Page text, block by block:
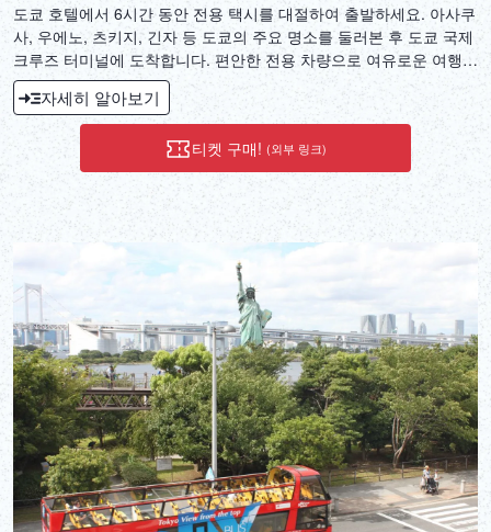
도쿄 호텔에서 6시간 동안 전용 택시를 대절하여 출발하세요. 아사쿠
사, 우에노, 츠키지, 긴자 등 도쿄의 주요 명소를 둘러본 후 도쿄 국제
크루즈 터미널에 도착합니다. 편안한 전용 차량으로 여유로운 여행을
즐겨보세요.
자세히 알아보기
티켓 구매! (외부 링크)